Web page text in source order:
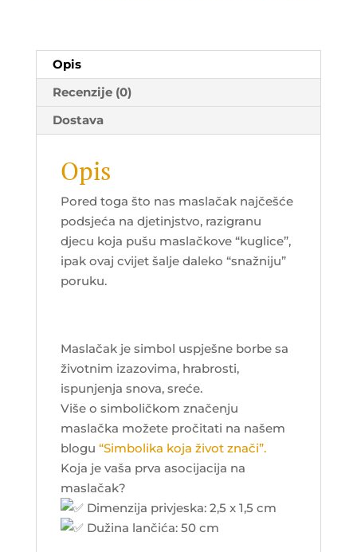
Opis
Recenzije (0)
Dostava
Opis
Pored toga što nas maslačak najčešće
podsjeća na djetinjstvo, razigranu
djecu koja pušu maslačkove “kuglice”,
ipak ovaj cvijet šalje daleko “snažniju”
poruku.
Maslačak je simbol uspješne borbe sa
životnim izazovima, hrabrosti,
ispunjenja snova, sreće.
Više o simboličkom značenju
maslačka možete pročitati na našem
blogu “Simbolika koja život znači”.
Koja je vaša prva asocijacija na
maslačak?
Dimenzija privjeska: 2,5 x 1,5 cm
Dužina lančića: 50 cm